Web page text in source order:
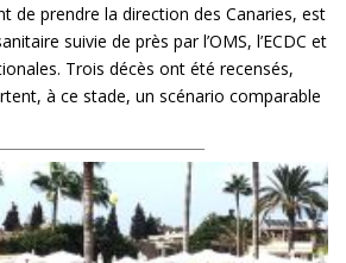
de prendre la direction des Canaries, est
suivie de près par l’OMS, l’ECDC et
Trois décès ont été recensés,
à ce stade, un scénario comparable